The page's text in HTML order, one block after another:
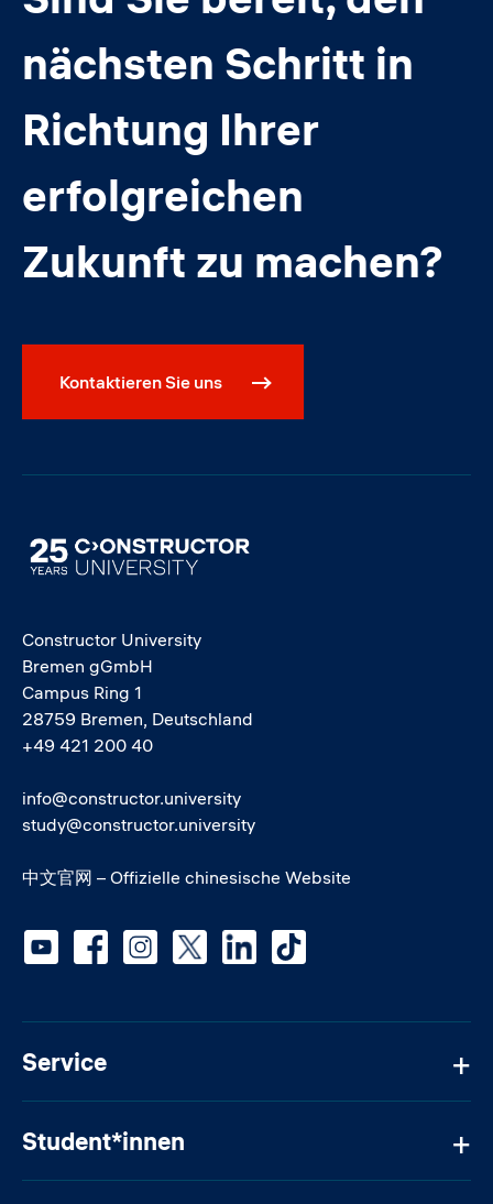
nächsten Schritt in
Richtung Ihrer
erfolgreichen
Zukunft zu machen?
Kontaktieren Sie uns
Image
Constructor University
Bremen gGmbH
Campus Ring 1
28759 Bremen, Deutschland
+49 421 200 40
info@constructor.university
study@constructor.university
中文官网 – Offizielle chinesische Website
Service
Student*innen
Social media